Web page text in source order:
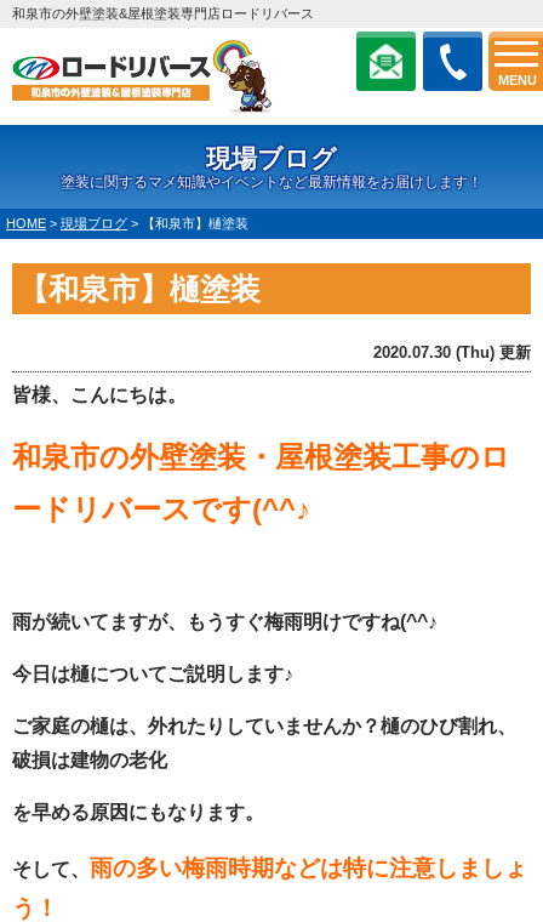
MENU
和泉市の外壁塗装&屋根塗装専門店ロードリバース
現場ブログ
塗装に関するマメ知識やイベントなど最新情報をお届けします！
HOME > 現場ブログ > 【和泉市】樋塗装
【和泉市】樋塗装
2020.07.30 (Thu) 更新
皆様、こんにちは。
和泉市の外壁塗装・屋根塗装工事のロ
ードリバースです(^^♪
雨が続いてますが、もうすぐ梅雨明けですね(^^♪
今日は樋についてご説明します♪
ご家庭の樋は、外れたりしていませんか？樋のひび割れ、
破損は建物の老化
を早める原因にもなります。
そして、 雨の多い梅雨時期などは特に注意しましょ
う！